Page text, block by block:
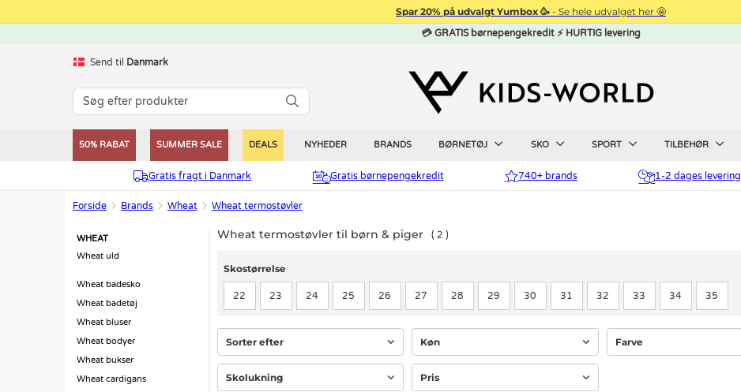
Spar 20% på udvalgt Yumbox 🥳 - Se hele udvalget her 🤩
💳 GRATIS børnepengekredit ⚡ HURTIG levering
Send til Danmark
50% RABAT SUMMER SALE DEALS NYHEDER BRANDS BØRNETØJ SKO SPORT TILBEHØR
Gratis fragt i Danmark Gratis børnepengekredit 740+ brands 1-2 dages levering
Forside Brands Wheat Wheat termostøvler
WHEAT
Wheat uld
Wheat badesko
Wheat badetøj
Wheat bluser
Wheat bodyer
Wheat bukser
Wheat cardigans
Wheat termostøvler til børn & piger 2
Skostørrelse
22 23 24 25 26 27 28 29 30 31 32 33 34 35
Sorter efter Køn Farve
Skolukning Pris